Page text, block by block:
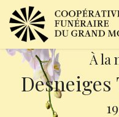
À la
Desneiges